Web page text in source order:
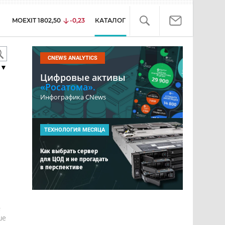
MOEXIT 1802,50 -0,23 КАТАЛОГ
▼
CNEWS ANALYTICS
Цифровые активы
«Росатома».
Инфографика CNews
ТЕХНОЛОГИЯ МЕСЯЦА
Как выбрать сервер
для ЦОД и не прогадать
в перспективе